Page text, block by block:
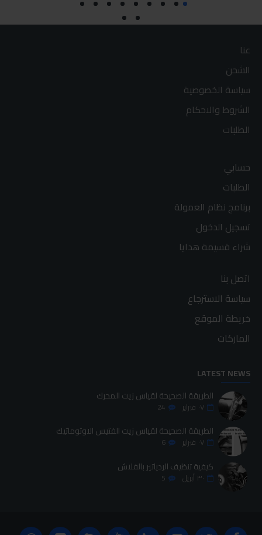
عنا
الشحن
سياسة الخصوصية
الشروط والاحكام
الطلبات
حسابي
الطلبات
برنامج نظام العمولة
تسجيل الدخول
شراء قسيمة هدايا
اتصل بنا
سياسة الاسترجاع
خريطة الموقع
الماركات
LATEST NEWS
الطريقة الصحيحة لقياس زيت المحرك
٠٧ فبراير 24
الطريقة الصحيحة لقياس زيت الفتيس الاوتوماتيك
٠٧ فبراير 6
كيفية تنظيف الردياتير بالفلاش
٣٠ أبريل 5